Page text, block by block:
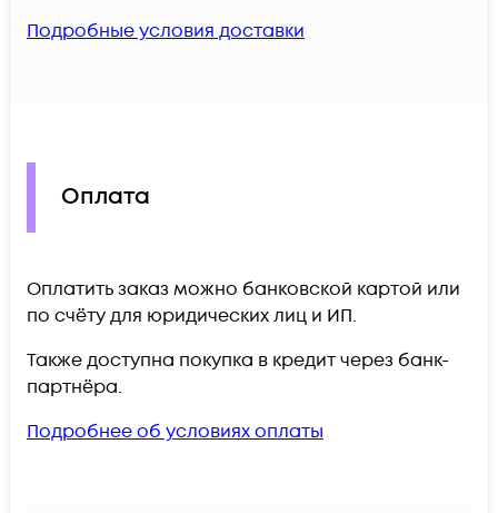
Подробные условия доставки
Оплата
Оплатить заказ можно банковской картой или
по счёту для юридических лиц и ИП.
Также доступна покупка в кредит через банк-
партнёра.
Подробнее об условиях оплаты